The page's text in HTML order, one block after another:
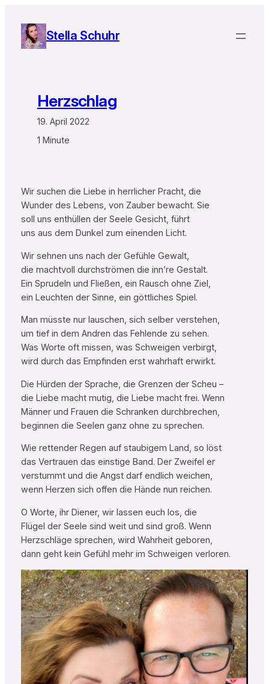
Inhalt
springen
Stella Schuhr
Herzschlag
19. April 2022
1 Minute
Wir suchen die Liebe in herrlicher Pracht, die
Wunder des Lebens, von Zauber bewacht. Sie
soll uns enthüllen der Seele Gesicht, führt
uns aus dem Dunkel zum einenden Licht.
Wir sehnen uns nach der Gefühle Gewalt,
die machtvoll durchströmen die inn’re Gestalt.
Ein Sprudeln und Fließen, ein Rausch ohne Ziel,
ein Leuchten der Sinne, ein göttliches Spiel.
Man müsste nur lauschen, sich selber verstehen,
um tief in dem Andren das Fehlende zu sehen.
Was Worte oft missen, was Schweigen verbirgt,
wird durch das Empfinden erst wahrhaft erwirkt.
Die Hürden der Sprache, die Grenzen der Scheu –
die Liebe macht mutig, die Liebe macht frei. Wenn
Männer und Frauen die Schranken durchbrechen,
beginnen die Seelen ganz ohne zu sprechen.
Wie rettender Regen auf staubigem Land, so löst
das Vertrauen das einstige Band. Der Zweifel er
verstummt und die Angst darf endlich weichen,
wenn Herzen sich offen die Hände nun reichen.
O Worte, ihr Diener, wir lassen euch los, die
Flügel der Seele sind weit und sind groß. Wenn
Herzschläge sprechen, wird Wahrheit geboren,
dann geht kein Gefühl mehr im Schweigen verloren.